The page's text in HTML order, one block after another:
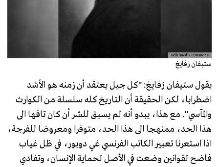
Wikimedia Commons
ستيفان زفايغ
يقول ستيفان زفايغ: "كل جيل يعتقد أن زمنه هو الأشد
اضطرابا، لكن الحقيقة أن التاريخ كله سلسلة من الكوارث
والمآسي". مع هذا، يبدو أنه لم يسبق للشر أن كان تافها الى
هذا الحد، ممنهجا الى هذا الحد، متوفرا ومعروضا للفرجة،
اذا استعرنا تعبير الكاتب الفرنسي غي دوبور، في ظل غياب
فاضح لقوانين وضعت في الأصل لحماية الإنسان، وتفادي